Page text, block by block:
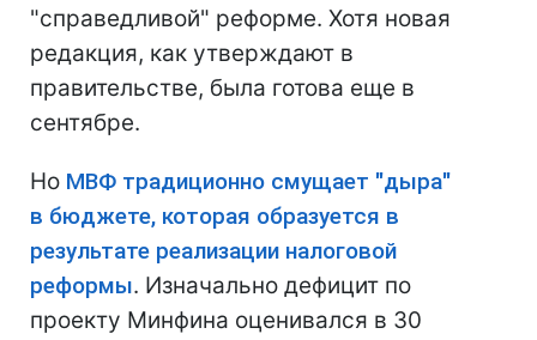
"справедливой" реформе. Хотя новая
редакция, как утверждают в
правительстве, была готова еще в
сентябре.
Но МВФ традиционно смущает "дыра"
в бюджете, которая образуется в
результате реализации налоговой
реформы. Изначально дефицит по
проекту Минфина оценивался в 30